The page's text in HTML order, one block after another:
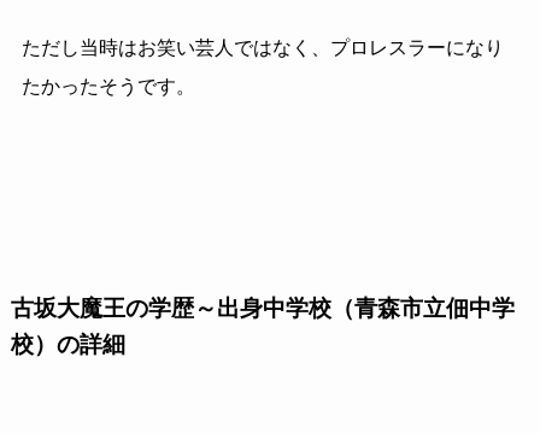
ただし当時はお笑い芸人ではなく、プロレスラーになり
たかったそうです。
古坂大魔王の学歴～出身中学校（青森市立佃中学
校）の詳細